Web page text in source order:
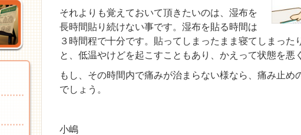
それよりも覚えておいて頂きたいのは、湿布を
長時間貼り続けない事です。湿布を貼る時間は
３時間程で十分です。貼ってしまったまま寝てしまった
と、低温やけどを起こすこともあり、かえって状態を悪
もし、その時間内で痛みが治まらない様なら、痛み止め
でしょう。
小嶋